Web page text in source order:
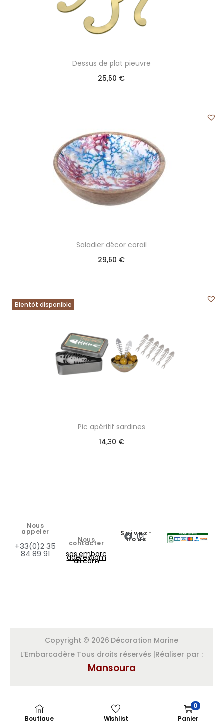
Dessus de plat pieuvre
25,50 €
Saladier décor corail
29,60 €
Bientôt disponible
Pic apéritif sardines
14,30 €
Boutique Wishlist
0
Panier
Nous
appeler
+33(0)2 35
84 89 91
Nous
contacter
sas.embarc
adere@gm
ail.com
Suivez-
nous
Copyright © 2026 Décoration Marine
L’Embarcadère Tous droits réservés |Réaliser par :
Mansoura